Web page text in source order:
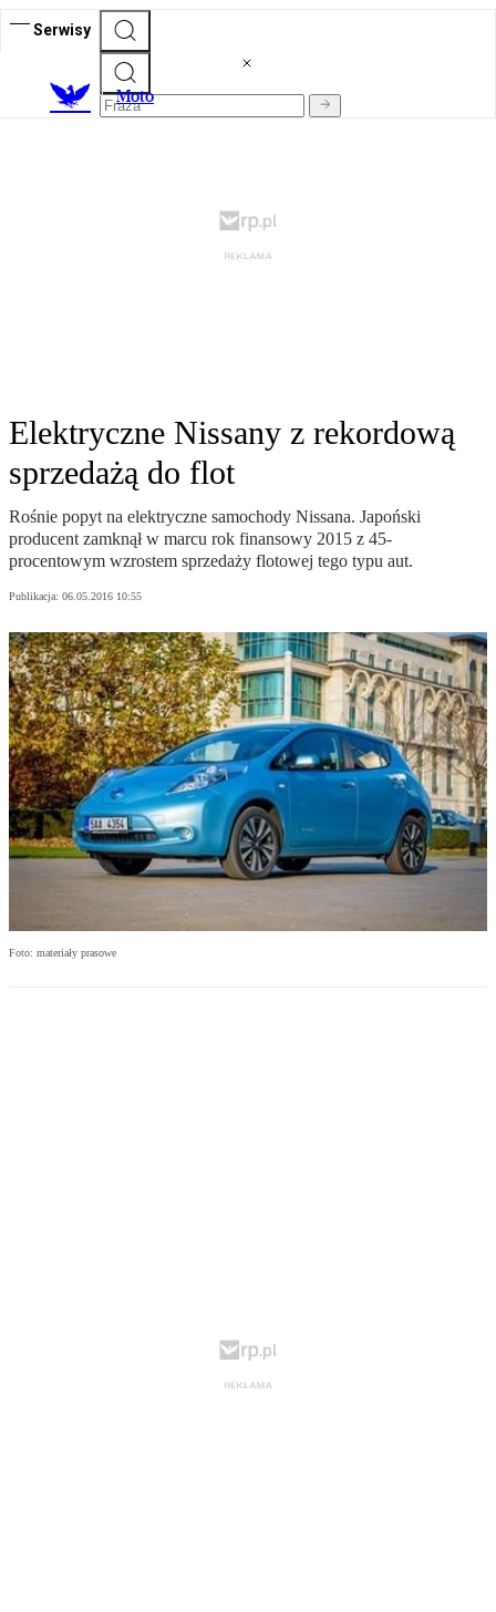
Serwisy
Moto
Elektryczne Nissany z rekordową
sprzedażą do flot
Rośnie popyt na elektryczne samochody Nissana. Japoński
producent zamknął w marcu rok finansowy 2015 z 45-
procentowym wzrostem sprzedaży flotowej tego typu aut.
Publikacja: 06.05.2016 10:55
Foto: materiały prasowe